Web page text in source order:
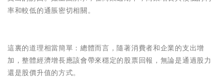
率和較低的通脹密切相關。
這裏的道理相當簡單：總體而言，隨著消費者和企業的支出增
加，整體經濟增長應該會帶來穩定的股票回報，無論是通過股力
還是股價升值的方式。